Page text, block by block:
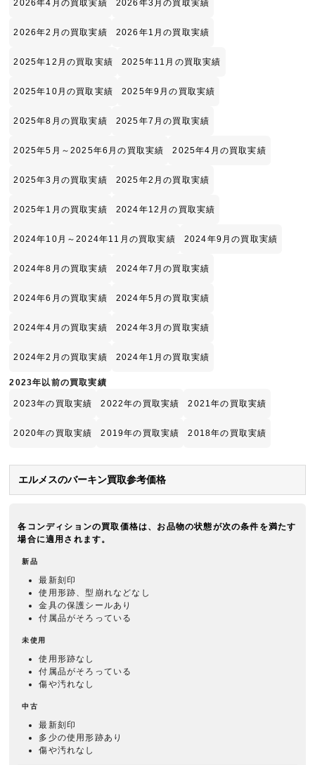
2026年4月の買取実績 2026年3月の買取実績
2026年2月の買取実績 2026年1月の買取実績
2025年12月の買取実績 2025年11月の買取実績
2025年10月の買取実績 2025年9月の買取実績
2025年8月の買取実績 2025年7月の買取実績
2025年5月～2025年6月の買取実績 2025年4月の買取実績
2025年3月の買取実績 2025年2月の買取実績
2025年1月の買取実績 2024年12月の買取実績
2024年10月～2024年11月の買取実績 2024年9月の買取実績
2024年8月の買取実績 2024年7月の買取実績
2024年6月の買取実績 2024年5月の買取実績
2024年4月の買取実績 2024年3月の買取実績
2024年2月の買取実績 2024年1月の買取実績
2023年以前の買取実績
2023年の買取実績 2022年の買取実績 2021年の買取実績
2020年の買取実績 2019年の買取実績 2018年の買取実績
エルメスのバーキン買取参考価格
各コンディションの買取価格は、お品物の状態が次の条件を満たす
場合に適用されます。
新品
最新刻印
使用形跡、型崩れなどなし
金具の保護シールあり
付属品がそろっている
未使用
使用形跡なし
付属品がそろっている
傷や汚れなし
中古
最新刻印
多少の使用形跡あり
傷や汚れなし